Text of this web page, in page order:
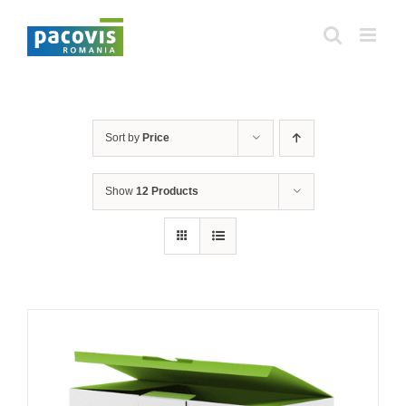
content
Sort by Price
Show 12 Products